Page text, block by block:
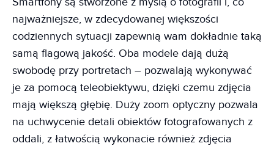
najważniejsze, w zdecydowanej większości
codziennych sytuacji zapewnią wam dokładnie taką
samą flagową jakość. Oba modele dają dużą
swobodę przy portretach – pozwalają wykonywać
je za pomocą teleobiektywu, dzięki czemu zdjęcia
mają większą głębię. Duży zoom optyczny pozwala
na uchwycenie detali obiektów fotografowanych z
oddali, z łatwością wykonacie również zdjęcia